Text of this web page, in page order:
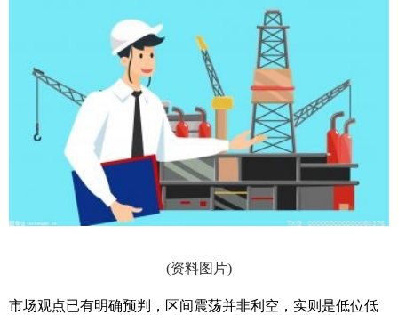
(资料图片)
市场观点已有明确预判，区间震荡并非利空，实则是低位低